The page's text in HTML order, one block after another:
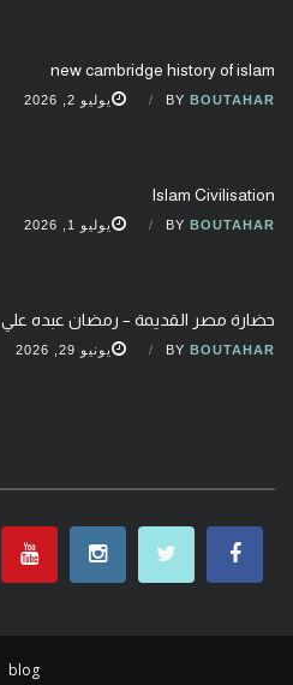
new cambridge history of islam
BY BOUTAHAR يوليو 2, 2026
Islam Civilisation
BY BOUTAHAR يوليو 1, 2026
حضارة مصر القديمة – رمضان عبده علي
BY BOUTAHAR يونيو 29, 2026
blog